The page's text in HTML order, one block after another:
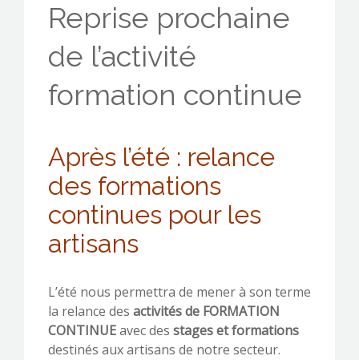
Reprise prochaine
de l’activité
formation continue
Après l’été : relance
des formations
continues pour les
artisans
L’été nous permettra de mener à son terme
la relance des activités de FORMATION
CONTINUEavec des stages et formations
destinés aux artisans de notre secteur.